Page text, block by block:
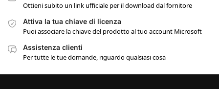
Ottieni subito un link ufficiale per il download dal fornitore
Attiva la tua chiave di licenza
Puoi associare la chiave del prodotto al tuo account Microsoft
Assistenza clienti
Per tutte le tue domande, riguardo qualsiasi cosa